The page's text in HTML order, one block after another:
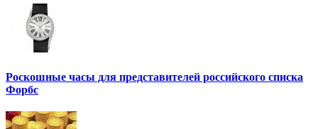
Роскошные часы для представителей российского списка
Форбс